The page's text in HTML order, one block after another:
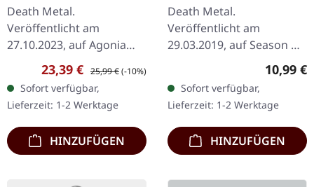
| SPLATTER LP
Death Metal.
Veröffentlicht am
27.10.2023, auf Agonia
Records. Rotes Vinyl mit
schwarzen Splattern.
Limitiert auf 300
handnummerierte
Exemplare. Es…
Verkaufspreis:
23,39 € Regulärer Preis:
25,99 €(-10%)
Sofort verfügbar,
Lieferzeit: 1-2 Werktage
HINZUFÜGEN
CD
Death Metal.
Veröffentlicht am
29.03.2019, auf Season Of
Mist. CD im Jewelcase mit
12-seitigem Booklet. Das
Debütalbum von Vltimas,
"Something Wicked…
10,99 €
Sofort verfügbar,
Lieferzeit: 1-2 Werktage
HINZUFÜGEN